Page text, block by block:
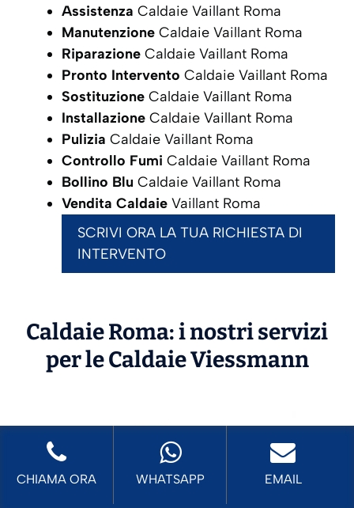
Assistenza Caldaie Vaillant Roma
Manutenzione Caldaie Vaillant Roma
Riparazione Caldaie Vaillant Roma
Pronto Intervento Caldaie Vaillant Roma
Sostituzione Caldaie Vaillant Roma
Installazione Caldaie Vaillant Roma
Pulizia Caldaie Vaillant Roma
Controllo Fumi Caldaie Vaillant Roma
Bollino Blu Caldaie Vaillant Roma
Vendita Caldaie Vaillant Roma
SCRIVI ORA LA TUA RICHIESTA DI
INTERVENTO
Caldaie Roma: i nostri servizi
per le CaldaieViessmann
CHIAMA ORA WHATSAPP EMAIL